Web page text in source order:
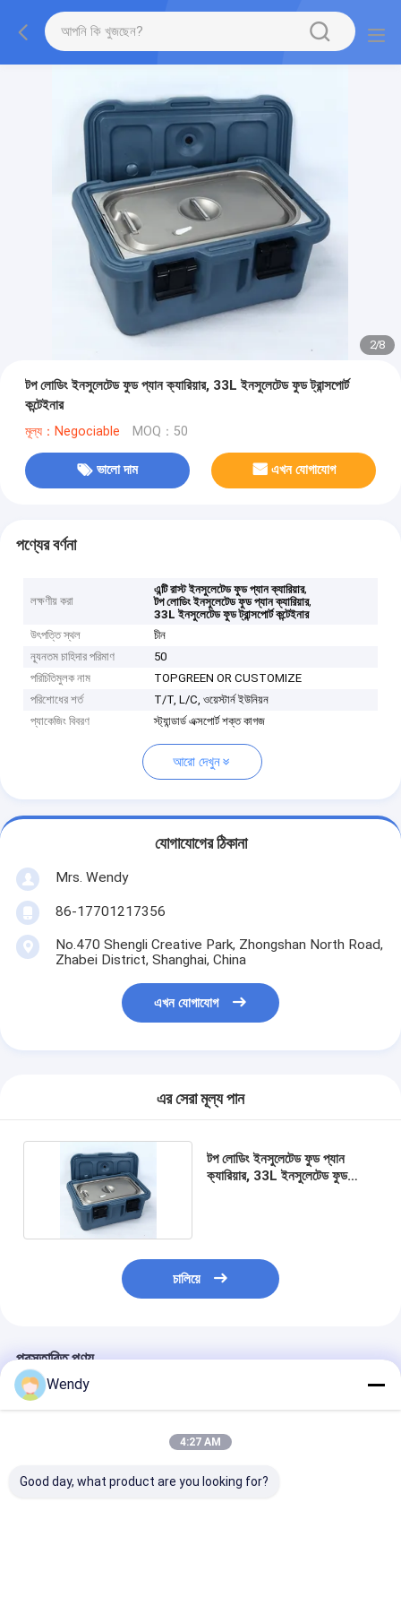
2/8
টপ লোডিং ইনসুলেটেড ফুড প্যান ক্যারিয়ার, 33L ইনসুলেটেড ফুড ট্রান্সপোর্ট
কন্টেইনার
মূল্য：Negociable MOQ：50
ভালো দাম এখন যোগাযোগ
পণ্যের বর্ণনা
লক্ষণীয় করা
এন্টি রাস্ট ইনসুলেটেড ফুড প্যান ক্যারিয়ার,
টপ লোডিং ইনসুলেটেড ফুড প্যান ক্যারিয়ার,
33L ইনসুলেটেড ফুড ট্রান্সপোর্ট কন্টেইনার
উৎপত্তি স্থল
চীন
ন্যূনতম চাহিদার পরিমাণ
50
পরিচিতিমুলক নাম
TOPGREEN OR CUSTOMIZE
পরিশোধের শর্ত
T/T, L/C, ওয়েস্টার্ন ইউনিয়ন
প্যাকেজিং বিবরণ
স্ট্যান্ডার্ড এক্সপোর্ট শক্ত কাগজ
আরো দেখুন
যোগাযোগের ঠিকানা
Mrs. Wendy
86-17701217356
No.470 Shengli Creative Park, Zhongshan North Road,
Zhabei District, Shanghai, China
এখন যোগাযোগ
এর সেরা মূল্য পান
টপ লোডিং ইনসুলেটেড ফুড প্যান
ক্যারিয়ার, 33L ইনসুলেটেড ফুড
চালিয়ে
প্রস্তাবিত পণ্য
Wendy
4:27 AM
Good day, what product are you looking for?